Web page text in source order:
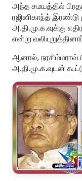
அந்த சமயத்தில்
ரஜினிகாந்த் இரண்டு
அ.தி.மு.க.வுக்கு
என்று
ஆனால், நரசிம்மராவ்
அ.தி.மு.க.வுடன்